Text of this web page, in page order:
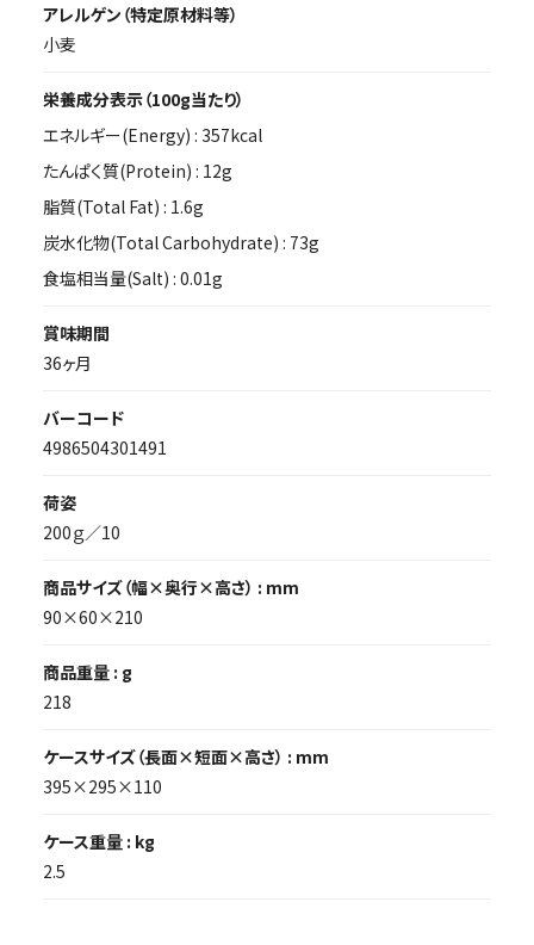
アレルゲン（特定原材料等）
小麦
栄養成分表示（100g当たり）
エネルギー(Energy) : 357kcal
たんぱく質(Protein) : 12g
脂質(Total Fat) : 1.6g
炭水化物(Total Carbohydrate) : 73g
食塩相当量(Salt) : 0.01g
賞味期間
36ヶ月
バーコード
4986504301491
荷姿
200ｇ／10
商品サイズ（幅×奥行×高さ） : mm
90×60×210
商品重量 : g
218
ケースサイズ（長面×短面×高さ） : mm
395×295×110
ケース重量 : kg
2.5